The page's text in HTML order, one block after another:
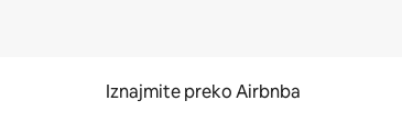
Iznajmite preko Airbnba